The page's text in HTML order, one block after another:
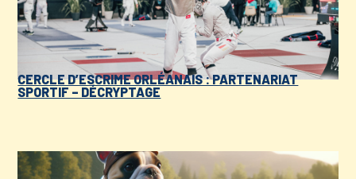
CERCLE D’ESCRIME ORLÉANAIS : PARTENARIAT
SPORTIF – DÉCRYPTAGE